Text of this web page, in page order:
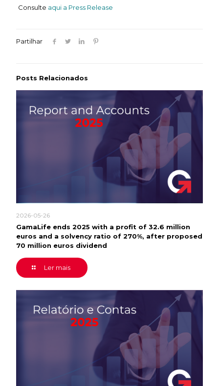
Consulte aqui a Press Release
Partilhar
Posts Relacionados
2026-05-26
GamaLife ends 2025 with a profit of 32.6 million
euros and a solvency ratio of 270%, after proposed
70 million euros dividend
Ler mais